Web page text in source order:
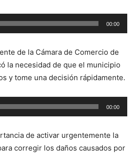
00:00
de la Cámara de Comercio de
la necesidad de que el municipio
y tome una decisión rápidamente.
00:00
de activar urgentemente la
corregir los daños causados por